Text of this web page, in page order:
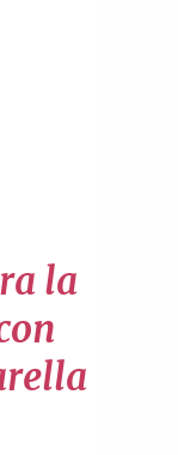
la